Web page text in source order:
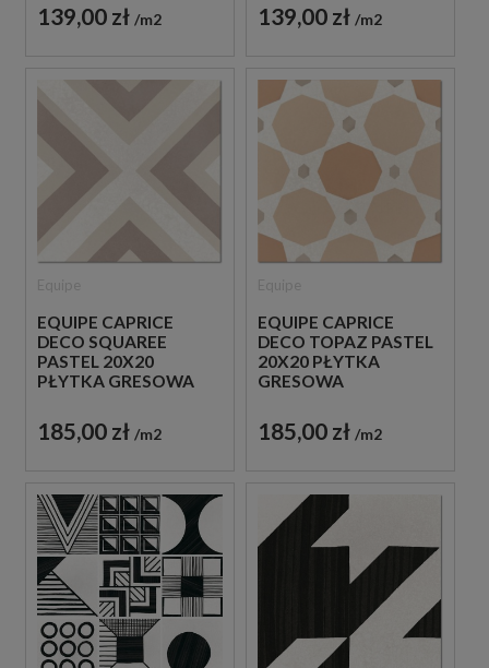
139,00 zł m2 139,00 zł m2
EQUIPE CAPRICE
DECO SQUAREE
PASTEL 20X20
PŁYTKA GRESOWA
185,00 zł m2
EQUIPE CAPRICE
DECO TOPAZ PASTEL
20X20 PŁYTKA
GRESOWA
185,00 zł m2